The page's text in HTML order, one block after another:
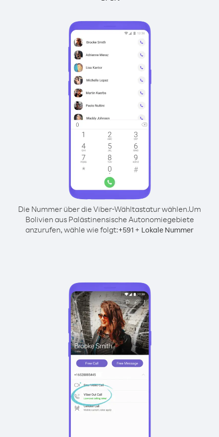
Die Nummer über die Viber-Wähltastatur wählen.Um
Bolivien aus Palästinensische Autonomiegebiete
anzurufen, wähle wie folgt:+591 + Lokale Nummer